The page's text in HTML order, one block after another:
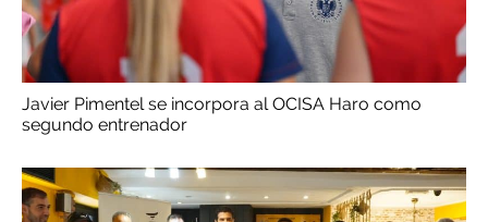
Javier Pimentel se incorpora al OCISA Haro como
segundo entrenador